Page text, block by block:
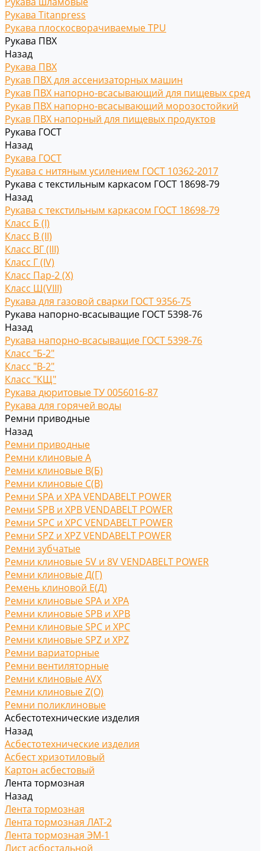
Рукава Titanpress
Рукава плоскосворачиваемые TPU
Рукава ПВХ
Назад
Рукава ПВХ
Рукав ПВХ для ассенизаторных машин
Рукав ПВХ напорно-всасывающий для пищевых сред
Рукав ПВХ напорно-всасывающий морозостойкий
Рукав ПВХ напорный для пищевых продуктов
Рукава ГОСТ
Назад
Рукава ГОСТ
Рукава с нитяным усилением ГОСТ 10362-2017
Рукава с текстильным каркасом ГОСТ 18698-79
Назад
Рукава с текстильным каркасом ГОСТ 18698-79
Класс Б (I)
Класс В (II)
Класс ВГ (III)
Класс Г (IV)
Класс Пар-2 (X)
Класс Ш(VIII)
Рукава для газовой сварки ГОСТ 9356-75
Рукава напорно-всасыващие ГОСТ 5398-76
Назад
Рукава напорно-всасыващие ГОСТ 5398-76
Класс "Б-2"
Класс "В-2"
Класс "КЩ"
Рукава дюритовые ТУ 0056016-87
Рукава для горячей воды
Ремни приводные
Назад
Ремни приводные
Ремни клиновые A
Ремни клиновые В(Б)
Ремни клиновые С(B)
Ремни SPA и XPA VENDABELT POWER
Ремни SPB и XPB VENDABELT POWER
Ремни SPC и XPC VENDABELT POWER
Ремни SPZ и XPZ VENDABELT POWER
Ремни зубчатые
Ремни клиновые 5V и 8V VENDABELT POWER
Ремни клиновые Д(Г)
Ремень клиновой Е(Д)
Ремни клиновые SPA и XPA
Ремни клиновые SPB и XPB
Ремни клиновые SPC и XPC
Ремни клиновые SPZ и XPZ
Ремни вариаторные
Ремни вентиляторные
Ремни клиновые AVX
Ремни клиновые Z(O)
Ремни поликлиновые
Асбестотехнические изделия
Назад
Асбестотехнические изделия
Асбест хризотиловый
Картон асбестовый
Лента тормозная
Назад
Лента тормозная
Лента тормозная ЛАТ-2
Лента тормозная ЭМ-1
Лист асбостальной